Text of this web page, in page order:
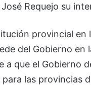
Requejo su
provincial
del Gobierno
a que el Gobierno
las provincias